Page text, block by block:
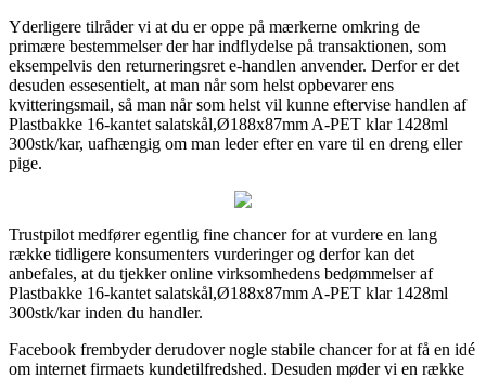
Yderligere tilråder vi at du er oppe på mærkerne omkring de
primære bestemmelser der har indflydelse på transaktionen, som
eksempelvis den returneringsret e-handlen anvender. Derfor er det
desuden essesentielt, at man når som helst opbevarer ens
kvitteringsmail, så man når som helst vil kunne eftervise handlen af
Plastbakke 16-kantet salatskål,Ø188x87mm A-PET klar 1428ml
300stk/kar, uafhængig om man leder efter en vare til en dreng eller
pige.
Trustpilot medfører egentlig fine chancer for at vurdere en lang
række tidligere konsumenters vurderinger og derfor kan det
anbefales, at du tjekker online virksomhedens bedømmelser af
Plastbakke 16-kantet salatskål,Ø188x87mm A-PET klar 1428ml
300stk/kar inden du handler.
Facebook frembyder derudover nogle stabile chancer for at få en idé
om internet firmaets kundetilfredshed. Desuden møder vi en række